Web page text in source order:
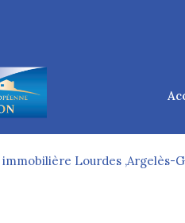
immobilière Lourdes ,Argelès-